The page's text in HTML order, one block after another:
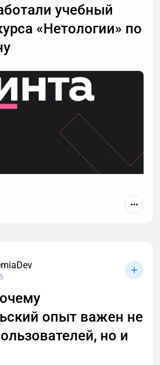
альтернативы, о
учебный
«Нетологии» по
модуля для «Нетологии»
от структуры и
и запуска. Разбираем, какие
создание обучения — это
опыт важен не
но и